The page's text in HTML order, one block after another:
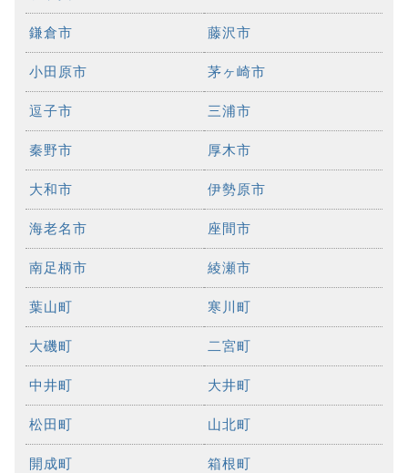
鎌倉市 藤沢市
小田原市 茅ヶ崎市
逗子市 三浦市
秦野市 厚木市
大和市 伊勢原市
海老名市 座間市
南足柄市 綾瀬市
葉山町 寒川町
大磯町 二宮町
中井町 大井町
松田町 山北町
開成町 箱根町